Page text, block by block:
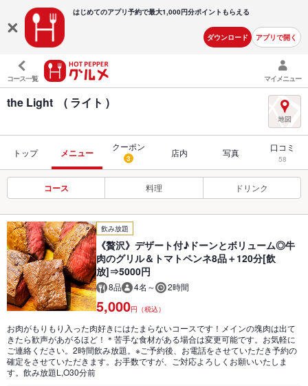
はじめてのアプリ予約で最大1,000円分ポイントもらえる
ダウンロード アプリで開く
コース一覧 マイメニュー
the Light ( ライト )
トップ メニュー
クーポン
3 店内 写真 口コミ
58
コース 料理 ドリンク
飲み放題
《贅沢》デザート付♪ドーンとボリューム◎牛
肉のグリル＆トマトペンネ8品＋120分[飲
放]⇒5000円
8品 4名～ 2時間
5,000円（税込）
お肉がもりもり入った肉好きにはたまらないコースです！メインの塊肉は出て
きたら歓声があがるほど！＊苦手な食材がある場合は変更可能です。お気軽に
ご連絡ください。2時間飲み放題。※ご予約後、お電話をさせていただき予約の
確定をさせていただきます。お手数ですが、ご対応よろしくお願いいたしま
す。飲み放題L,O30分前